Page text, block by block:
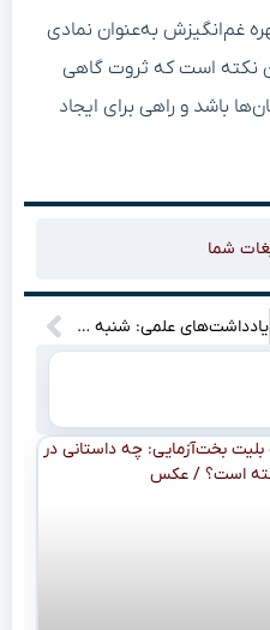
غم‌انگیزش به‌عنوان نمادی
این نکته است که ثروت گاهی
باشد و راهی برای ایجاد
شما
یادداشت‌های علمی: شنبه ۹ اردیبهشت ۱۳۵۱ – روزی که شاهنشاه در حالت روحی خوبی نبودند و هر提لیغی که کردم بی‌اعتنا ماندند!